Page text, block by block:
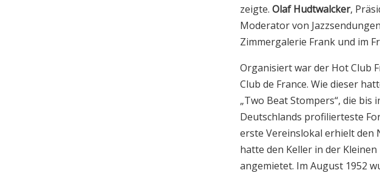
zeigte. Olaf Hudtwalcker,
Moderator von
Zimmergalerie Frank und im
Organisiert war der Hot Club
Club de France. Wie dieser
„Two Beat Stompers“, die bis
Deutschlands profilierteste
erste Vereinslokal erhielt den
hatte den Keller in der
angemietet. Im August 1952